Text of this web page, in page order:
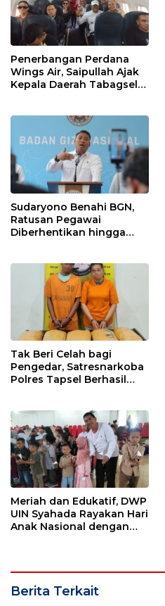
Penerbangan Perdana
Wings Air, Saipullah Ajak
Kepala Daerah Tabagsel
Sudaryono Benahi BGN,
Ratusan Pegawai
Diberhentikan hingga
Tak Beri Celah bagi
Pengedar, Satresnarkoba
Polres Tapsel Berhasil
Meriah dan Edukatif, DWP
UIN Syahada Rayakan Hari
Anak Nasional dengan
Berita Terkait